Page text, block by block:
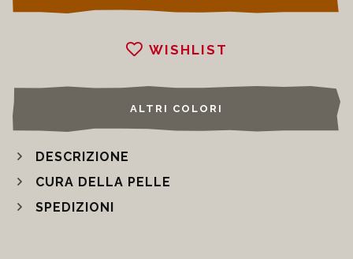
WISHLIST
ALTRI COLORI
DESCRIZIONE
CURA DELLA PELLE
SPEDIZIONI